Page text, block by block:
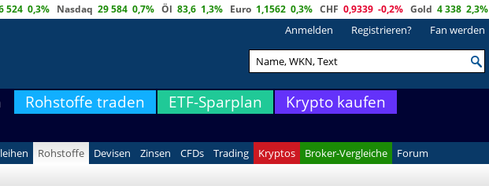
524 0,3% Nasdaq 29 584 0,7% Öl 83,6 1,3% Euro 1,1562 0,3% CHF 0,9339 -0,2% Gold 4 338 2,3%
Anmelden Registrieren? Fan werden
Rohstoffe traden ETF-Sparplan
Krypto kaufen
Rohstoffe Devisen Zinsen CFDs Trading Kryptos Broker-Vergleiche
Forum